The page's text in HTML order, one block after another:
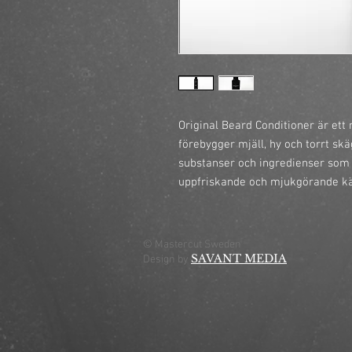
Original Beard Conditioner är
förebygger mjäll, hy och torrt
substanser och ingredienser
uppfriskande och mjukgörande
© Mastercut Sweden
Design by SAVANT MEDIA